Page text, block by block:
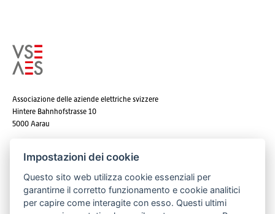
Associazione delle aziende elettriche svizzere
Hintere Bahnhofstrasse 10
5000 Aarau
E-mail:info@strom.ch
Impostazioni dei cookie
Questo sito web utilizza cookie essenziali per
garantirne il corretto funzionamento e cookie analitici
per capire come interagite con esso. Questi ultimi